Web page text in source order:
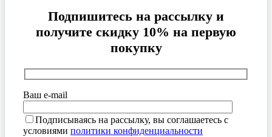
Подпишитесь на рассылку и
получите скидку 10% на первую
покупку
Ваш e-mail
Подписываясь на рассылку, вы соглашаетесь с
условиями политики конфиденциальности